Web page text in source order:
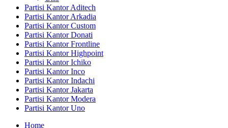
Partisi Kantor Aditech
Partisi Kantor Arkadia
Partisi Kantor Custom
Partisi Kantor Donati
Partisi Kantor Frontline
Partisi Kantor Highpoint
Partisi Kantor Ichiko
Partisi Kantor Inco
Partisi Kantor Indachi
Partisi Kantor Jakarta
Partisi Kantor Modera
Partisi Kantor Uno
Home